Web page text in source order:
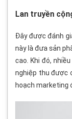
Lan truyền
Đây được đánh
này là đưa sản
cao. Khi đó,
nghiệp thu được
hoạch marketing